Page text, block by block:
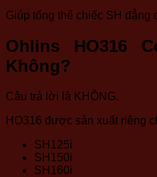
Giúp tổng thể chiếc SH đẳng
Ohlins HO316
Không?
Câu trả lời là KHÔNG.
HO316 được sản xuất riêng
SH125i
SH150i
SH160i